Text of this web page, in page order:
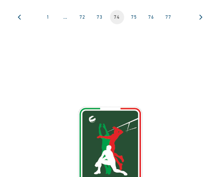
1 … 72 73 74 75 76 77